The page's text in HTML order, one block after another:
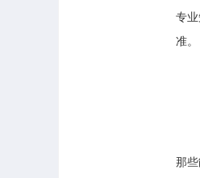
专
准。
那